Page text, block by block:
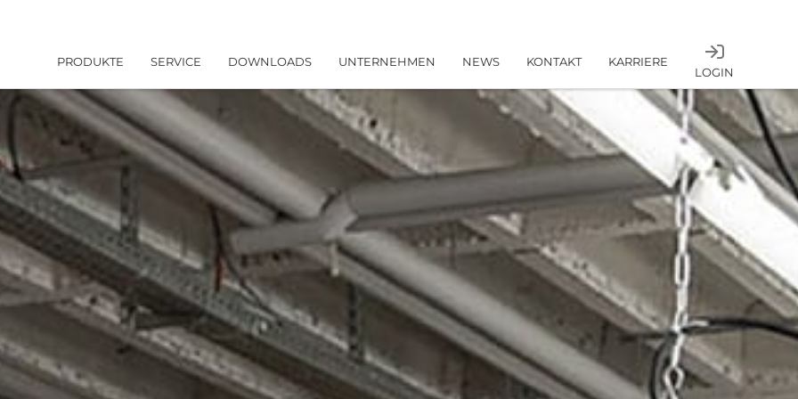
PRODUKTE SERVICE DOWNLOADS UNTERNEHMEN NEWS KONTAKT KARRIERE
LOGIN